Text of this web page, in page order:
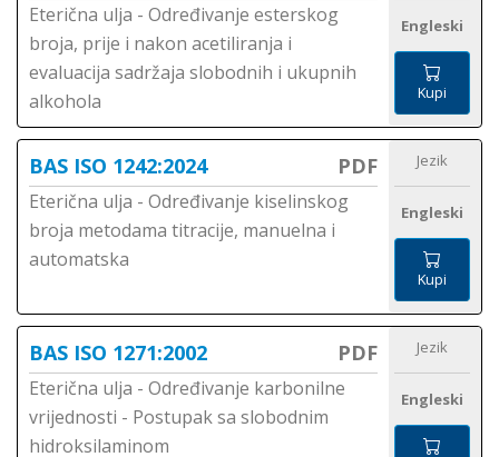
Eterična ulja - Određivanje esterskog
broja, prije i nakon acetiliranja i
evaluacija sadržaja slobodnih i ukupnih
alkohola
Engleski
Kupi
BAS ISO 1242:2024 PDF
Eterična ulja - Određivanje kiselinskog
broja metodama titracije, manuelna i
automatska
Jezik
Engleski
Kupi
BAS ISO 1271:2002 PDF
Eterična ulja - Određivanje karbonilne
vrijednosti - Postupak sa slobodnim
hidroksilaminom
Jezik
Engleski